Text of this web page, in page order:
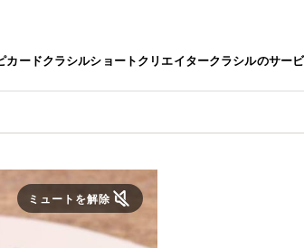
カードクラシルショートクリエイタークラシルのサー
ミュートを解除